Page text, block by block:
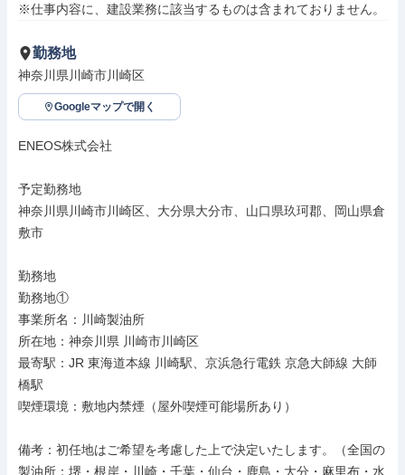
※仕事内容に、建設業務に該当するものは含まれておりません。
勤務地
神奈川県川崎市川崎区
Googleマップで開く
ENEOS株式会社
予定勤務地
神奈川県川崎市川崎区、大分県大分市、山口県玖珂郡、岡山県倉
敷市
勤務地
勤務地①
事業所名：川崎製油所
所在地：神奈川県 川崎市川崎区
最寄駅：JR 東海道本線 川崎駅、京浜急行電鉄 京急大師線 大師
橋駅
喫煙環境：敷地内禁煙（屋外喫煙可能場所あり）
備考：初任地はご希望を考慮した上で決定いたします。（全国の
製油所：堺・根岸・川崎・千葉・仙台・鹿島・大分・麻里布・水